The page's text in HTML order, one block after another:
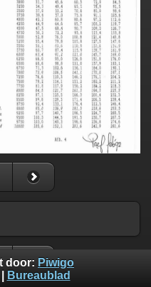
door: Piwigo
Bureaublad